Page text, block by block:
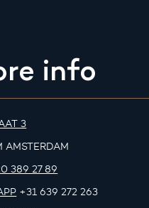
info
3
AMSTERDAM
389 27 89
+31 639 272 263